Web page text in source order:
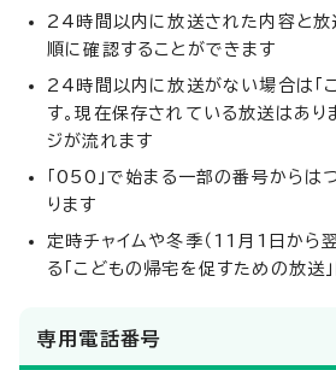
24時間以内に放送された内容と放
順に確認することができます
24時間以内に放送がない場合は「
す。現在保存されている放送はあり
ジが流れます
「050」で始まる一部の番号からは
ります
定時チャイムや冬季（11月1日から
る「こどもの帰宅を促すための放送
専用電話番号